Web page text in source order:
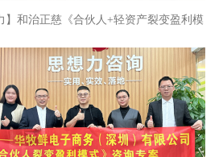
】和治正慈《合伙人+轻资产裂变盈利模